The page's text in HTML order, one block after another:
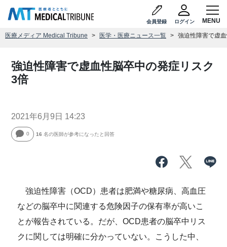
会員登録 ログイン
医療メディア Medical Tribune 医学・医療ニュース一覧 強迫性障害で虚
強迫性障害で虚血性脳卒中の発症リスク
3倍
2021年6月9日 14:23
0 16 名の医師が参考になったと回答
強迫性障害（OCD）患者は肥満や糖尿病、高血圧
などの脳卒中に関連する危険因子の保有率が高いこ
とが報告されている。だが、OCD患者の脳卒中リス
クに関しては明確に分かっていない。こうした中、